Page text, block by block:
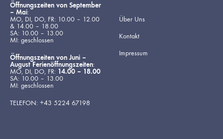
Öffnungszeiten von September
– Mai:
MO, DI, DO, FR: 10.00 – 12.00
& 14.00 – 18.00
SA: 10.00 – 13.00
MI: geschlossen
Öffnungszeiten von Juni –
August Ferienöffnungszeiten:
MO, DI, DO, FR: 14.00 – 18.00
SA: 10.00 – 13.00
MI: geschlossen
TELEFON: +43 5224 67198
Über Uns
Kontakt
Impressum